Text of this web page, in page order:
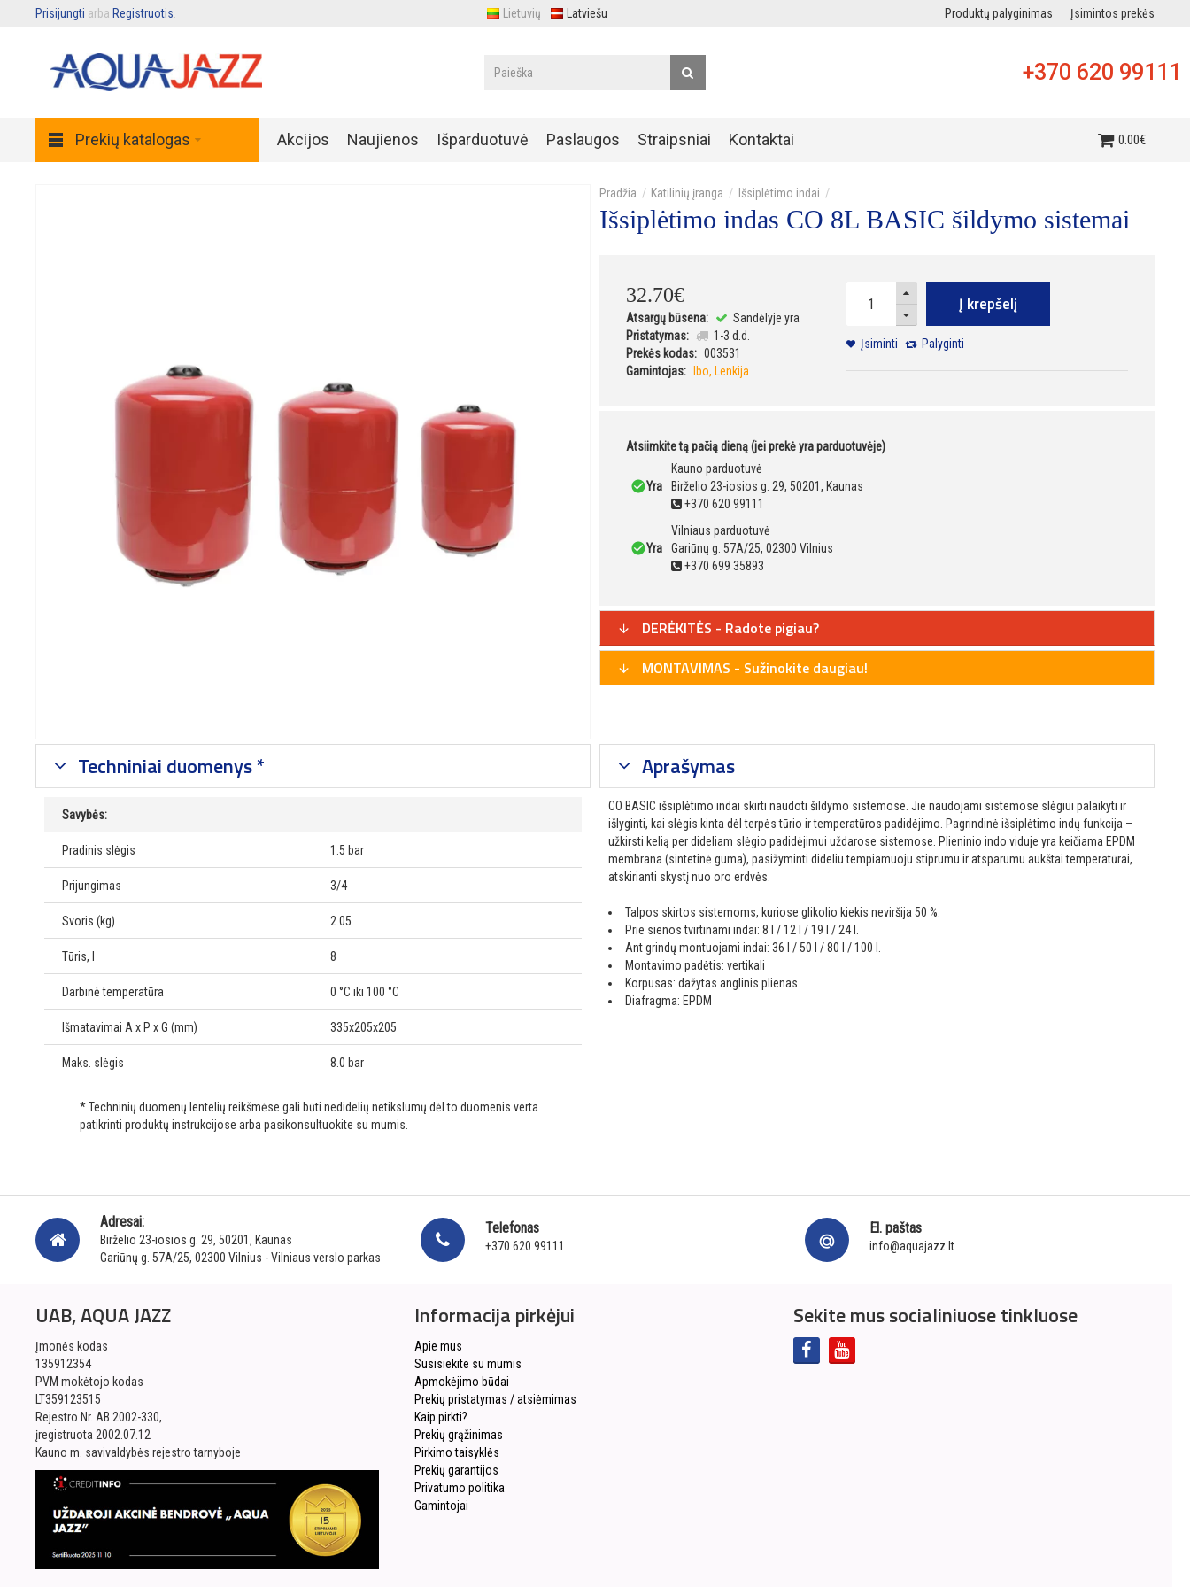
Prisijungti arba Registruotis Lietuvių Latviešu Produktų palyginimas Įsimintos prekės
+370 620 99111
Prekių katalogas Akcijos Naujienos Išparduotuvė Paslaugos Straipsniai Kontaktai 0.00€
Katilinių įranga Išsiplėtimo indai
Išsiplėtimo indas CO 8L BASIC šildymo sistemai
32.70€
Atsargų būsena:
Sandėlyje yra
Pristatymas:
1-3 d.d.
Prekės kodas: 003531
Gamintojas:
Ibo, Lenkija
Į krepšelį
Įsiminti Palyginti
Atsiimkite tą pačią dieną (jei prekė yra parduotuvėje)
Yra
Kauno parduotuvė
Birželio 23-iosios g. 29, 50201, Kaunas
+370 620 99111
Yra
Vilniaus parduotuvė
Gariūnų g. 57A/25, 02300 Vilnius
+370 699 35893
DERĖKITĖS - Radote pigiau?
MONTAVIMAS - Sužinokite daugiau!
Techniniai duomenys *
Savybės:
Pradinis slėgis 1.5 bar
Prijungimas 3/4
Svoris (kg) 2.05
Tūris, l 8
Darbinė temperatūra 0 °C iki 100 °C
Išmatavimai A x P x G (mm) 335x205x205
Maks. slėgis 8.0 bar
* Techninių duomenų lentelių reikšmėse gali būti nedidelių netikslumų dėl to duomenis verta
patikrinti produktų instrukcijose arba pasikonsultuokite su mumis.
Aprašymas
CO BASIC išsiplėtimo indai skirti naudoti šildymo sistemose. Jie naudojami sistemose slėgiui palaikyti ir
išlyginti, kai slėgis kinta dėl terpės tūrio ir temperatūros padidėjimo. Pagrindinė išsiplėtimo indų funkcija –
užkirsti kelią per dideliam slėgio padidėjimui uždarose sistemose. Plieninio indo viduje yra keičiama EPDM
membrana (sintetinė guma), pasižyminti dideliu tempiamuoju stiprumu ir atsparumu aukštai temperatūrai,
atskirianti skystį nuo oro erdvės.
Talpos skirtos sistemoms, kuriose glikolio kiekis neviršija 50 %.
Prie sienos tvirtinami indai: 8 l / 12 l / 19 l / 24 l.
Ant grindų montuojami indai: 36 l / 50 l / 80 l / 100 l.
Montavimo padėtis: vertikali
Korpusas: dažytas anglinis plienas
Diafragma: EPDM
Adresai:
Birželio 23-iosios g. 29, 50201, Kaunas
Gariūnų g. 57A/25, 02300 Vilnius - Vilniaus verslo parkas
Telefonas
+370 620 99111
El. paštas
info@aquajazz.lt
UAB, AQUA JAZZ
Įmonės kodas
135912354
PVM mokėtojo kodas
LT359123515
Rejestro Nr. AB 2002-330,
įregistruota 2002.07.12
Kauno m. savivaldybės rejestro tarnyboje
Informacija pirkėjui
Apie mus
Susisiekite su mumis
Apmokėjimo būdai
Prekių pristatymas / atsiėmimas
Kaip pirkti?
Prekių grąžinimas
Pirkimo taisyklės
Prekių garantijos
Privatumo politika
Gamintojai
Sekite mus socialiniuose tinkluose